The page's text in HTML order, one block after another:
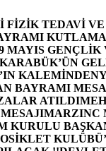
FİZİK TEDAVİ
KARABÜK’ÜN
KALEMİNDEN
BAYRAMI
ATILDI
MARZINC
KURULU